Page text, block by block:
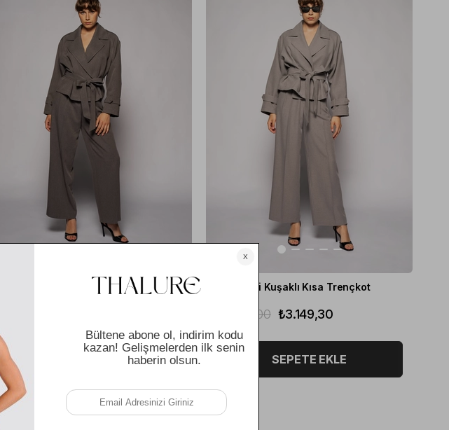
Kadın Antrasit Kuşaklı Kısa Trençkot Kadın Gri Kuşaklı Kısa Trençkot
₺3.149,30
₺4.499,00
SEPETE EKLE